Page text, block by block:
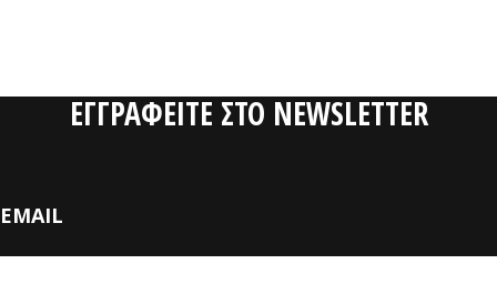
ΕΓΓΡΑΦΕΙΤΕ ΣΤΟ NEWSLETTER
EMAIL